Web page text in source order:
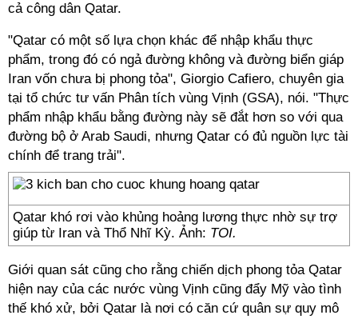
cả công dân Qatar.
"Qatar có một số lựa chọn khác để nhập khẩu thực
phẩm, trong đó có ngả đường không và đường biển giáp
Iran vốn chưa bị phong tỏa", Giorgio Cafiero, chuyên gia
tại tổ chức tư vấn Phân tích vùng Vịnh (GSA), nói. "Thực
phẩm nhập khẩu bằng đường này sẽ đắt hơn so với qua
đường bộ ở Arab Saudi, nhưng Qatar có đủ nguồn lực tài
chính để trang trải".
Qatar khó rơi vào khủng hoảng lương thực nhờ sự trợ
giúp từ Iran và Thổ Nhĩ Kỳ. Ảnh: TOI.
Giới quan sát cũng cho rằng chiến dịch phong tỏa Qatar
hiện nay của các nước vùng Vịnh cũng đẩy Mỹ vào tình
thế khó xử, bởi Qatar là nơi có căn cứ quân sự quy mô